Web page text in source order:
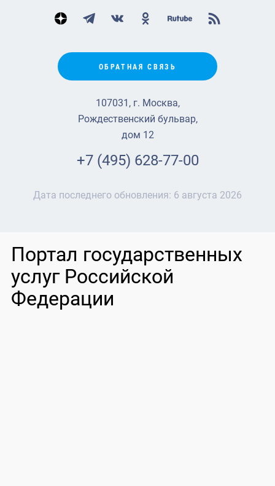
ОБРАТНАЯ СВЯЗЬ
107031, г. Москва,
Рождественский бульвар,
дом 12
+7 (495) 628-77-00
Дата последнего обновления: 6 августа 2026
Портал государственных
услуг Российской
Федерации